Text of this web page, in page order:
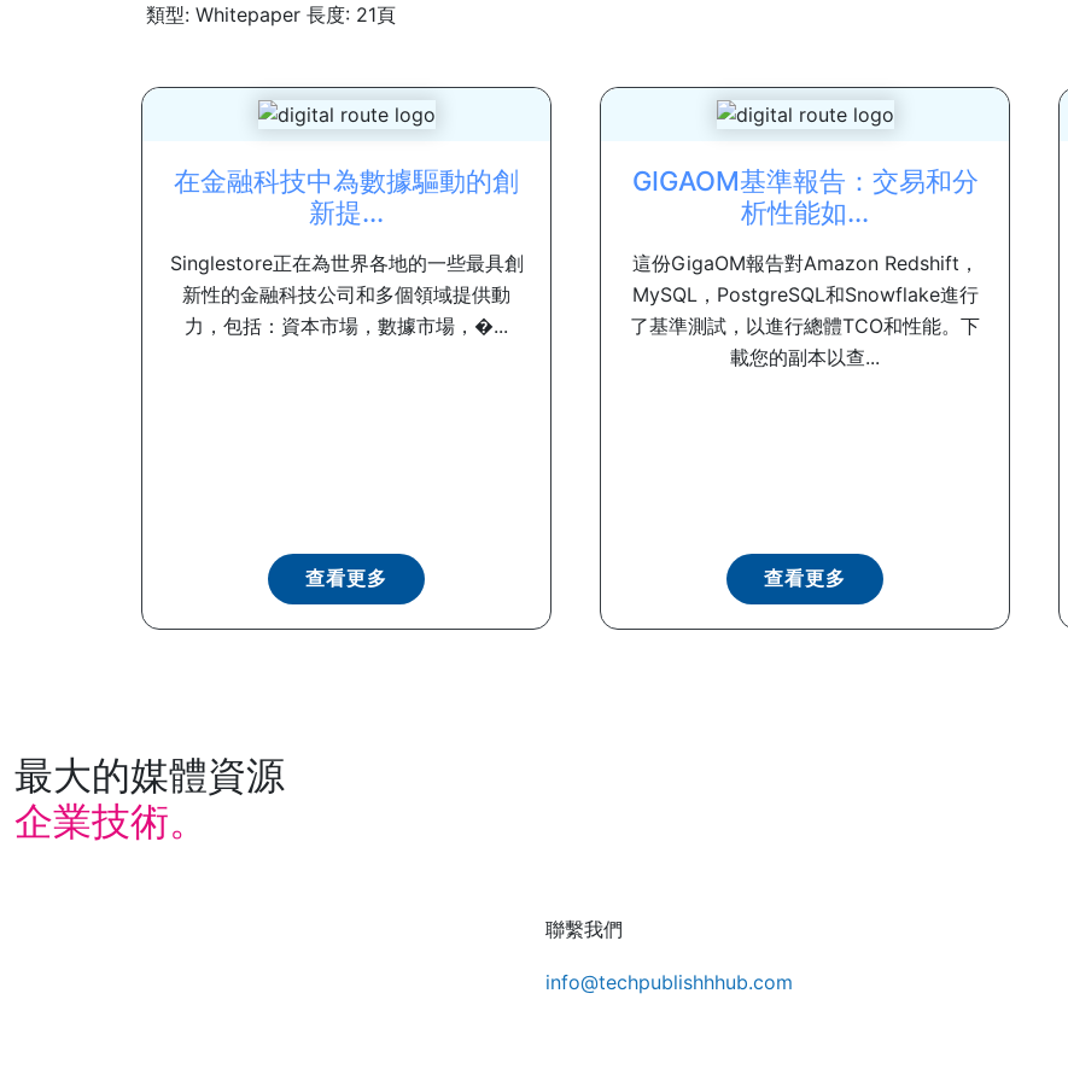
類型: Whitepaper 長度: 21頁
在金融科技中為數據驅動的創
新提...
Singlestore正在為世界各地的一些最具創
新性的金融科技公司和多個領域提供動
力，包括：資本市場，數據市場，�...
查看更多
GIGAOM基準報告：交易和分
析性能如...
這份GigaOM報告對Amazon Redshift，
MySQL，PostgreSQL和Snowflake進行
了基準測試，以進行總體TCO和性能。下
載您的副本以查...
查看更多
最大的媒體資源
企業技術。
聯繫我們
info@techpublishhhub.com